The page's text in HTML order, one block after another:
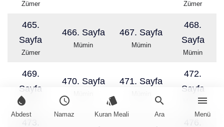
water_drop
Abdest
schedule
Namaz
style
Kuran Meali
search
Ara
menu
Menü
Zümer Zümer
465.
Sayfa
Zümer
466. Sayfa
Mümin
467. Sayfa
Mümin
468.
Sayfa
Mümin
469.
Sayfa
Mümin
470. Sayfa 471. Sayfa
472.
Sayfa
Mümin
473. 476.